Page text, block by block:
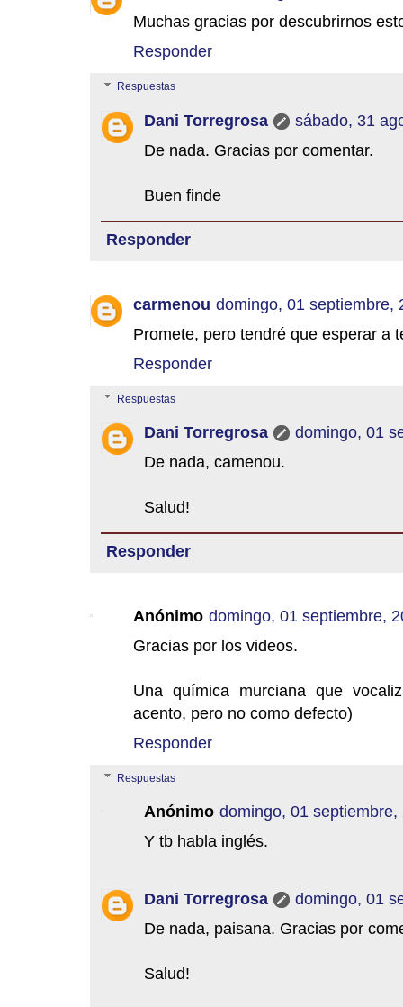
Muchas gracias por descubrirnos
Responder
Respuestas
Dani Torregrosa
sábado, 31
De nada. Gracias por comentar.
Buen finde
Responder
carmenou domingo, 01 septiembre,
Promete, pero tendré que esperar a
Responder
Respuestas
Dani Torregrosa
domingo, 01
De nada, camenou.
Salud!
Responder
Anónimo domingo, 01 septiembre,
Gracias por los videos.
Una química murciana que
acento, pero no como defecto)
Responder
Respuestas
Anónimo domingo, 01 septiembre,
Y tb habla inglés.
Dani Torregrosa
domingo, 01
De nada, paisana. Gracias por
Salud!